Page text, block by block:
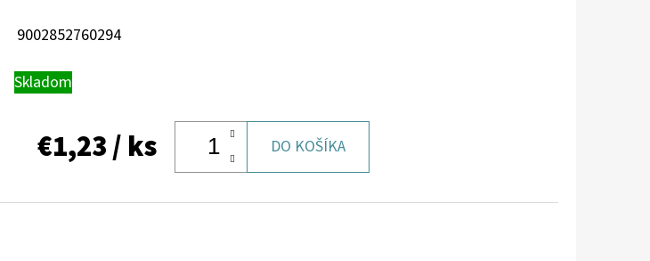
9002852760294
Skladom
€1,23/ ks DO KOŠÍKA